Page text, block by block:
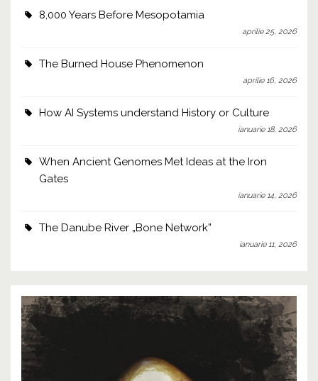
8,000 Years Before Mesopotamia
aprilie 25, 2026
The Burned House Phenomenon
aprilie 16, 2026
How AI Systems understand History or Culture
ianuarie 18, 2026
When Ancient Genomes Met Ideas at the Iron
Gates
ianuarie 14, 2026
The Danube River „Bone Network”
ianuarie 11, 2026